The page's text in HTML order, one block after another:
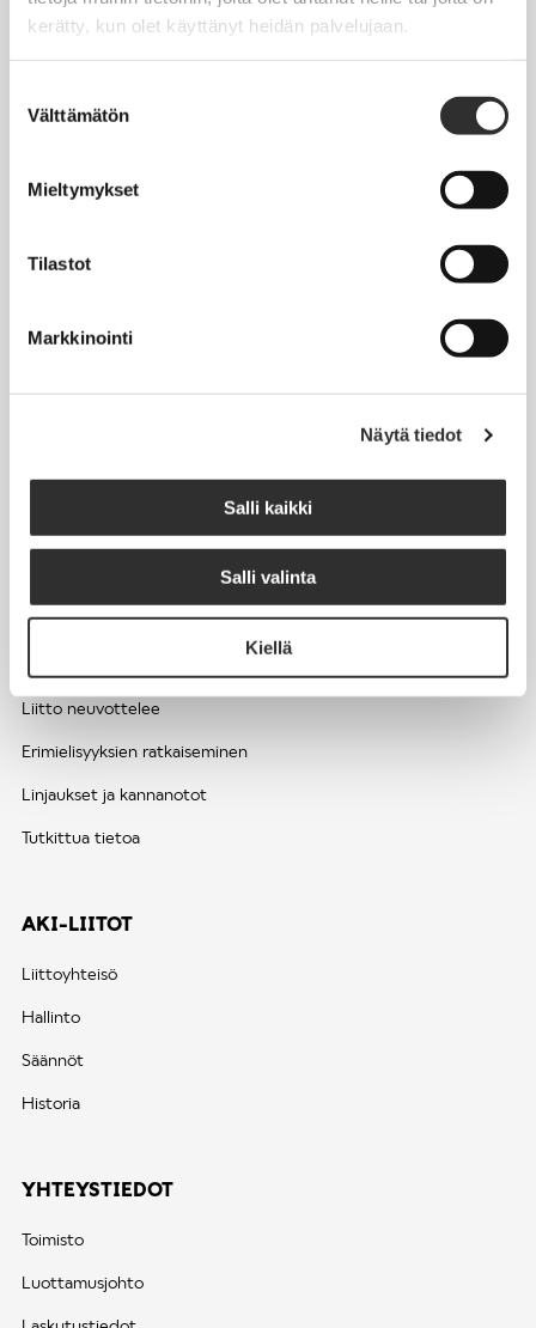
kerätty, kun olet käyttänyt heidän palvelujaan.
valinta
Välttämätön
Mieltymykset
Tilastot
Markkinointi
Näytä tiedot
Salli kaikki
Salli valinta
Kiellä
Työnhaku
KirVESTES 2025-2028, KJTES sekä muut työ- ja
Palkkaus
Työttömyys ja lomautukset
Kesätyöntekijän työehdot ja palkkaus seurakuntien hengellisessä
EDUNVALVONTA
Liitto neuvottelee
Erimielisyyksien ratkaiseminen
Linjaukset ja kannanotot
Tutkittua tietoa
AKI-LIITOT
Liittoyhteisö
Hallinto
Säännöt
Historia
YHTEYSTIEDOT
Toimisto
Luottamusjohto